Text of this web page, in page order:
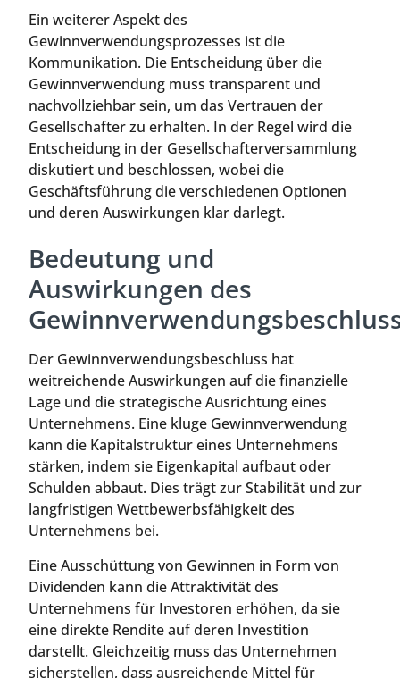
Ein weiterer Aspekt des
Gewinnverwendungsprozesses ist die
Kommunikation. Die Entscheidung über die
Gewinnverwendung muss transparent und
nachvollziehbar sein, um das Vertrauen der
Gesellschafter zu erhalten. In der Regel wird die
Entscheidung in der Gesellschafterversammlung
diskutiert und beschlossen, wobei die
Geschäftsführung die verschiedenen Optionen
und deren Auswirkungen klar darlegt.
Bedeutung und
Auswirkungen des
Der Gewinnverwendungsbeschluss hat
weitreichende Auswirkungen auf die finanzielle
Lage und die strategische Ausrichtung eines
Unternehmens. Eine kluge Gewinnverwendung
kann die Kapitalstruktur eines Unternehmens
stärken, indem sie Eigenkapital aufbaut oder
Schulden abbaut. Dies trägt zur Stabilität und zur
langfristigen Wettbewerbsfähigkeit des
Unternehmens bei.
Eine Ausschüttung von Gewinnen in Form von
Dividenden kann die Attraktivität des
Unternehmens für Investoren erhöhen, da sie
eine direkte Rendite auf deren Investition
darstellt. Gleichzeitig muss das Unternehmen
sicherstellen, dass ausreichende Mittel für